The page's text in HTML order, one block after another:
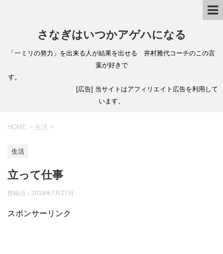
さなぎはいつかアゲハになる
「一ミリの努力」を出来る人が結果を出せる 井村雅代コーチのこの言
葉が好きで
す。
[広告] 当サイトはアフィリエイト広告を利用して
います。
HOME > 生活 >
生活
立って仕事
投稿日： 2019年7月27日
スポンサーリンク